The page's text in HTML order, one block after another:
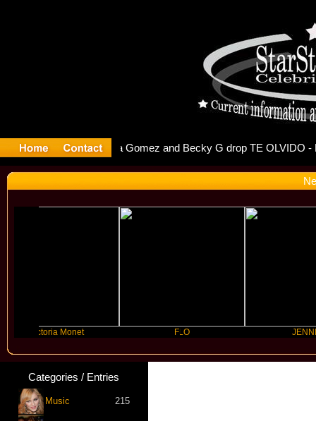
Debuts
Victoria Monet JENNIE
Categories / Entries
Music 215